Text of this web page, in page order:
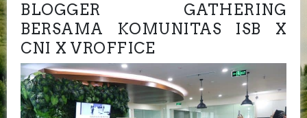
BLOGGER GATHERING
BERSAMA KOMUNITAS ISB X
CNI X VROFFICE